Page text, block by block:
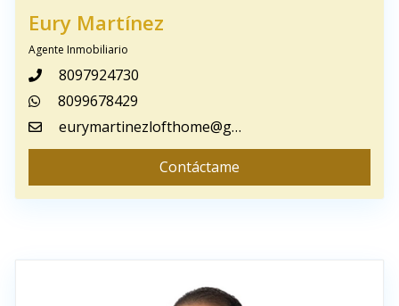
Eury Martínez
Agente Inmobiliario
8097924730
8099678429
eurymartinezlofthome@gmail.com
Contáctame